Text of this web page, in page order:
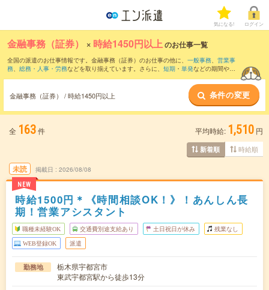
気になる! ログイン
金融事務（証券） × 時給1450円以上のお仕事一覧
全国の派遣のお仕事情報です。金融事務（証券）のお仕事の他に、 一般事務、 営業事
務、 総務・人事・労務などを取り揃えています。さらに、 短期 ・ 単発などの期間や、
金融事務（証券） / 時給1450円以上 条件の変更
全 163件 平均時給: 1,510 円
新着順 時給順
未読
NEW
掲載日 2026/08/08
時給1500円＊《時間相談OK！》！あんしん長
期！営業アシスタント
職種未経験OK 交通費別途支給あり 土日祝日が休み 残業なし
WEB登録OK 派遣
勤務地
栃木県宇都宮市
東武宇都宮駅から徒歩13分